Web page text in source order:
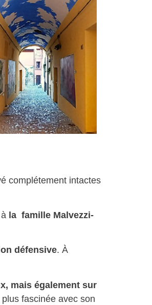
complétement intactes
la famille Malvezzi-
défensive. À
mais également sur
fascinée avec son